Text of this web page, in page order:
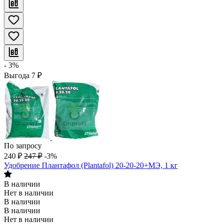
- 3%
Выгода 7 ₽
По запросу
240 ₽ 247 ₽ -3%
Удобрение Плантафол (Plantafol) 20-20-20+МЭ, 1 кг
В наличии
Нет в наличии
В наличии
В наличии
Нет в наличии